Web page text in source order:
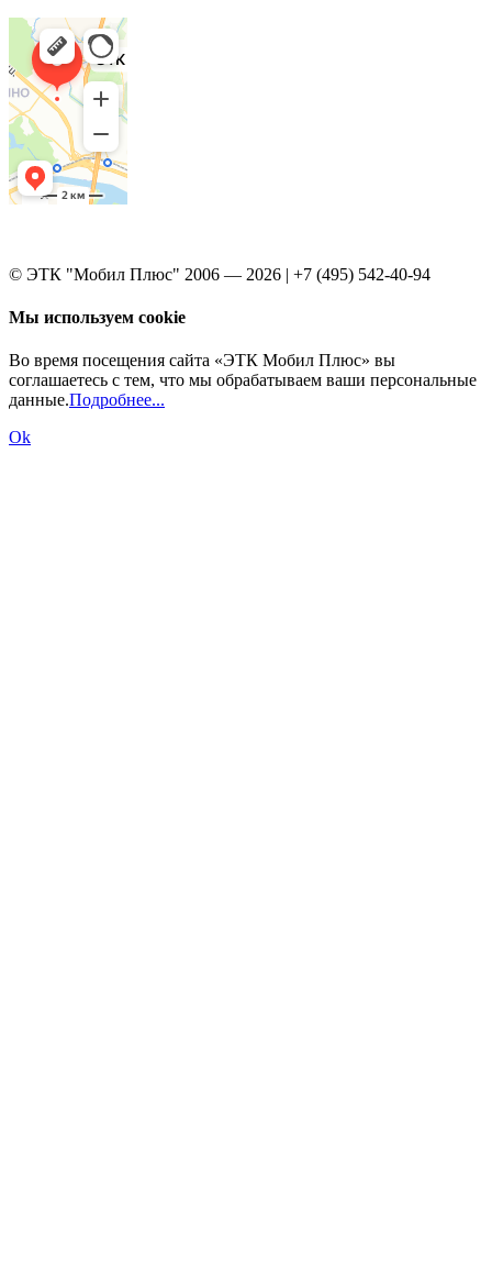
© ЭТК "Мобил Плюс" 2006 — 2026 | +7 (495) 542-40-94
Мы используем cookie
Во время посещения сайта «ЭТК Мобил Плюс» вы
соглашаетесь с тем, что мы обрабатываем ваши персональные
данные.Подробнее...
Ok